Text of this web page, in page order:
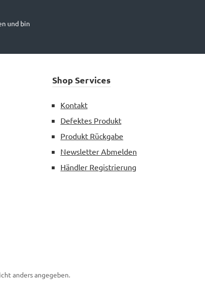
und bin
Shop Services
Kontakt
Defektes Produkt
Produkt Rückgabe
Newsletter Abmelden
Händler Registrierung
anders angegeben.